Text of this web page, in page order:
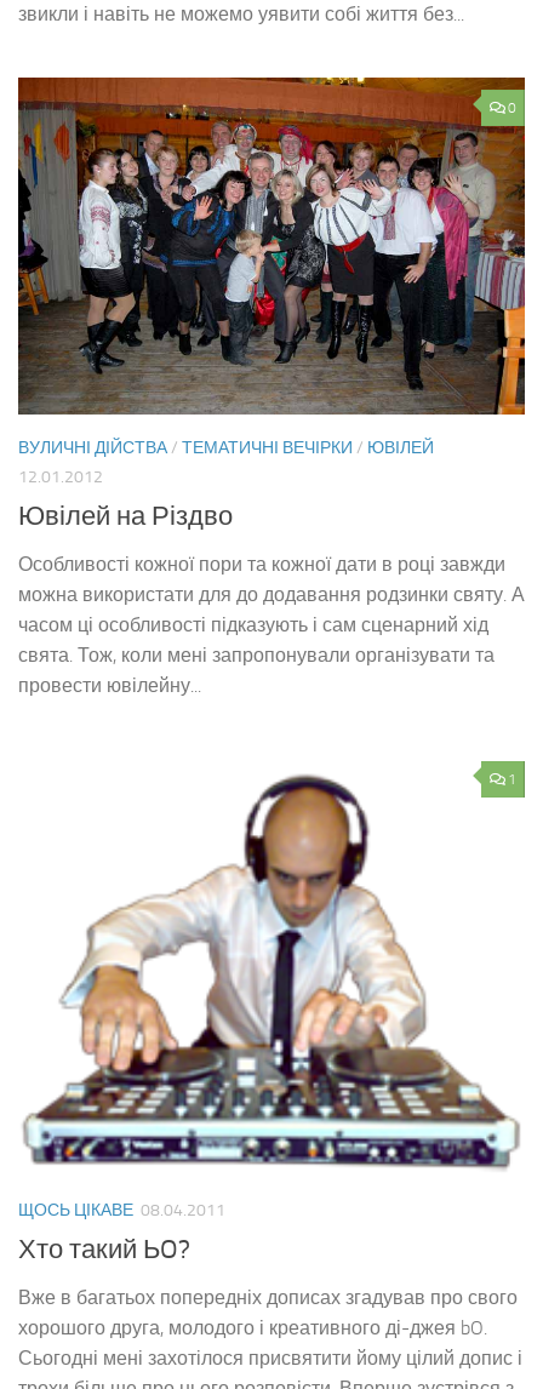
звикли і навіть не можемо уявити собі життя без...
0
ВУЛИЧНІ ДІЙСТВА/ ТЕМАТИЧНІ ВЕЧІРКИ / ЮВІЛЕЙ
12.01.2012
Ювілей на Різдво
Особливості кожної пори та кожної дати в році завжди
можна використати для до додавання родзинки святу. А
часом ці особливості підказують і сам сценарний хід
свята. Тож, коли мені запропонували організувати та
провести ювілейну...
1
ЩОСЬ ЦІКАВЕ 08.04.2011
Хто такий ЬO?
Вже в багатьох попередніх дописах згадував про свого
хорошого друга, молодого і креативного ді-джея bO.
Сьогодні мені захотілося присвятити йому цілий допис і